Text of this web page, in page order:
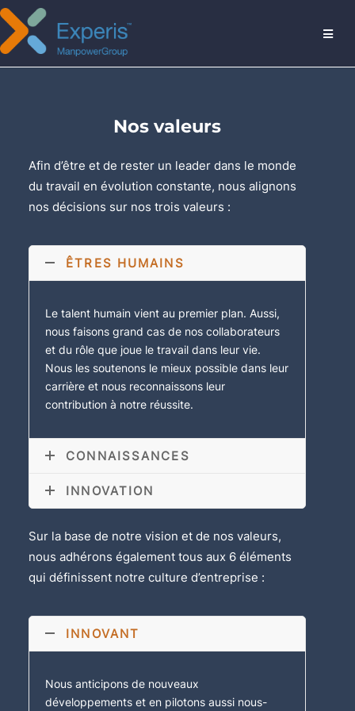
MENU
Nos valeurs
Afin d’être et de rester un leader dans le monde
du travail en évolution constante, nous alignons
nos décisions sur nos trois valeurs :
ÊTRES HUMAINS
Le talent humain vient au premier plan. Aussi,
nous faisons grand cas de nos collaborateurs
et du rôle que joue le travail dans leur vie.
Nous les soutenons le mieux possible dans leur
carrière et nous reconnaissons leur
contribution à notre réussite.
CONNAISSANCES
INNOVATION
Sur la base de notre vision et de nos valeurs,
nous adhérons également tous aux 6 éléments
qui définissent notre culture d’entreprise :
INNOVANT
Nous anticipons de nouveaux
développements et en pilotons aussi nous-